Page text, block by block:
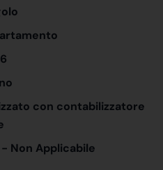
con contabilizzatore
Non Applicabile